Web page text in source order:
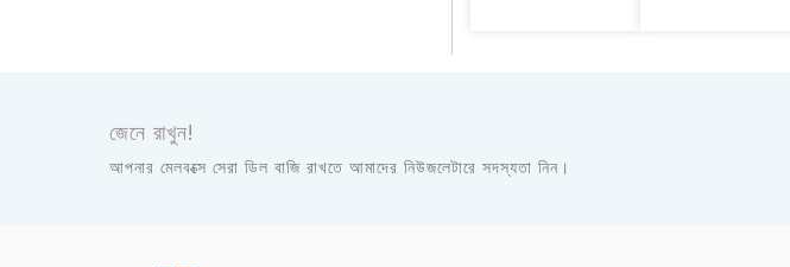
জেনে রাখুন!
আপনার মেলবক্সে সেরা ডিল বাজি রাখতে আমাদের নিউজলেটারে সদস্যতা নিন।